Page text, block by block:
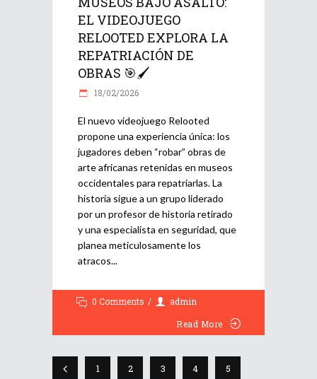
EL VIDEOJUEGO
RELOOTED EXPLORA LA
REPATRIACIÓN DE
OBRAS 🎯🖌️
18/02/2026
El nuevo videojuego Relooted
propone una experiencia única: los
jugadores deben “robar” obras de
arte africanas retenidas en museos
occidentales para repatriarlas. La
historia sigue a un grupo liderado
por un profesor de historia retirado
y una especialista en seguridad, que
planea meticulosamente los
atracos
0 Comments
admin
Read More
1 2 3 4 5